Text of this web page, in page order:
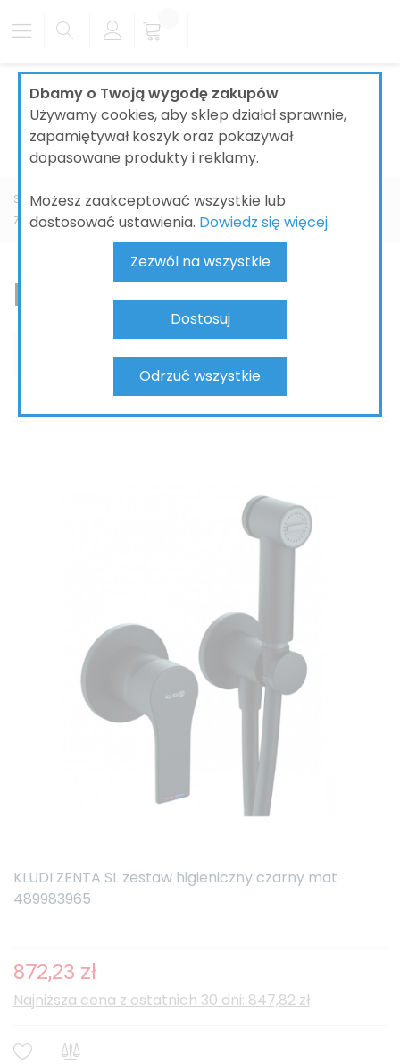
Dbamy o Twoją wygodę zakupów
Używamy cookies, aby sklep działał sprawnie,
zapamiętywał koszyk oraz pokazywał
dopasowane produkty i reklamy.
Możesz zaakceptować wszystkie lub
dostosować ustawienia. Dowiedz się więcej.
Zezwól na wszystkie
Dostosuj
Odrzuć wszystkie
Strona główna ŁAZIENKI BATERIE ŁAZIENKOWE
Zenta SL
Bateria bidetowa
Bateria bidetowa
KLUDI ZENTA SL zestaw higieniczny czarny mat
489983965
872,23 zł
Najniższa cena z ostatnich 30 dni: 847,82 zł